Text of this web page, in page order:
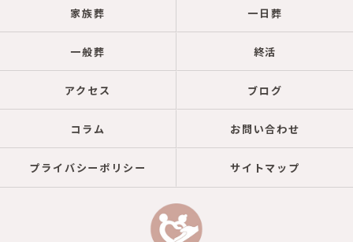
家族葬 一日葬
一般葬 終活
アクセス ブログ
コラム お問い合わせ
プライバシーポリシー サイトマップ